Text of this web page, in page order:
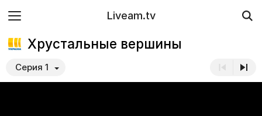
Liveam.tv
Хрустальные вершины
Серия 1